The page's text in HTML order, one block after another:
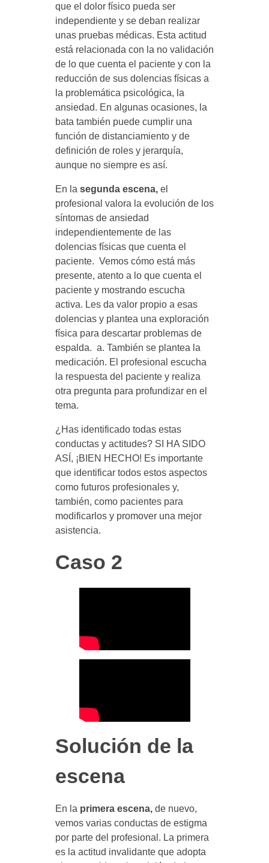
d
e
s
e
s
t
i
g
m
a
t
i
z
a
n
t
que el dolor físico pueda ser
independiente y se deban realizar
unas pruebas médicas. Esta actitud
está relacionada con la no validación
de lo que cuenta el paciente y con la
reducción de sus dolencias físicas a
la problemática psicológica, la
ansiedad. En algunas ocasiones, la
bata también puede cumplir una
función de distanciamiento y de
definición de roles y jerarquía,
aunque no siempre es así.
En la segunda escena,el
profesional valora la evolución de los
síntomas de ansiedad
independientemente de las
dolencias físicas que cuenta el
paciente. Vemos cómo está más
presente, atento a lo que cuenta el
paciente y mostrando escucha
activa. Les da valor propio a esas
dolencias y plantea una exploración
física para descartar problemas de
espalda. a. También se plantea la
medicación. El profesional escucha
la respuesta del paciente y realiza
otra pregunta para profundizar en el
tema.
¿Has identificado todas estas
conductas y actitudes? SI HA SIDO
ASÍ, ¡BIEN HECHO! Es importante
que identificar todos estos aspectos
como futuros profesionales y,
también, como pacientes para
modificarlos y promover una mejor
asistencia.
Caso 2
Solución de la
escena
En la primera escena, de nuevo,
vemos varias conductas de estigma
por parte del profesional. La primera
es la actitud invalidante que adopta